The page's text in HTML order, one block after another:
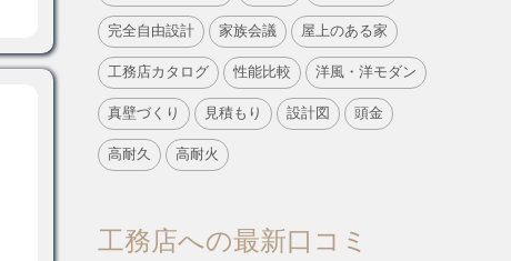
完全自由設計 家族会議 屋上のある家
工務店カタログ 性能比較 洋風・洋モダン
真壁づくり 見積もり 設計図 頭金
高耐久 高耐火
工務店への最新口コミ